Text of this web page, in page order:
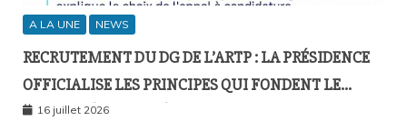
A LA UNE NEWS
RECRUTEMENT DU DG DE L’ARTP : LA PRÉSIDENCE
OFFICIALISE LES PRINCIPES QUI FONDENT LE
RECOURS À L’APPEL À CANDIDATURES
16 juillet 2026